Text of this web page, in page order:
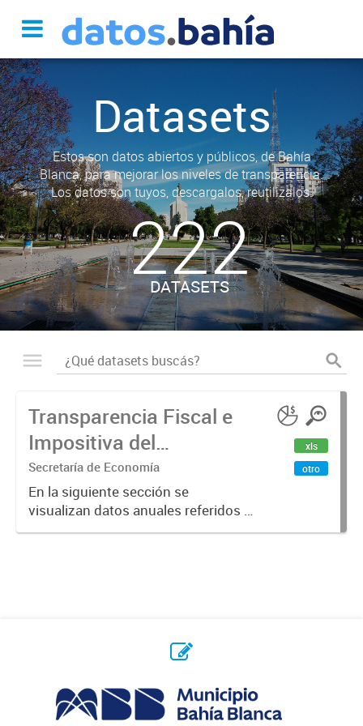
Datasets
Estos son datos abiertos y públicos, de Bahía
Blanca, para mejorar los niveles de transparencia.
Los datos son tuyos, descargalos, reutilizalos.
222
DATASETS
Transparencia Fiscal e
Impositiva del
Municipio. Año 2023
Secretaría de Economía
En la siguiente sección se
visualizan datos anuales referidos a
la transparencia fiscal e impositiva
xls
otro